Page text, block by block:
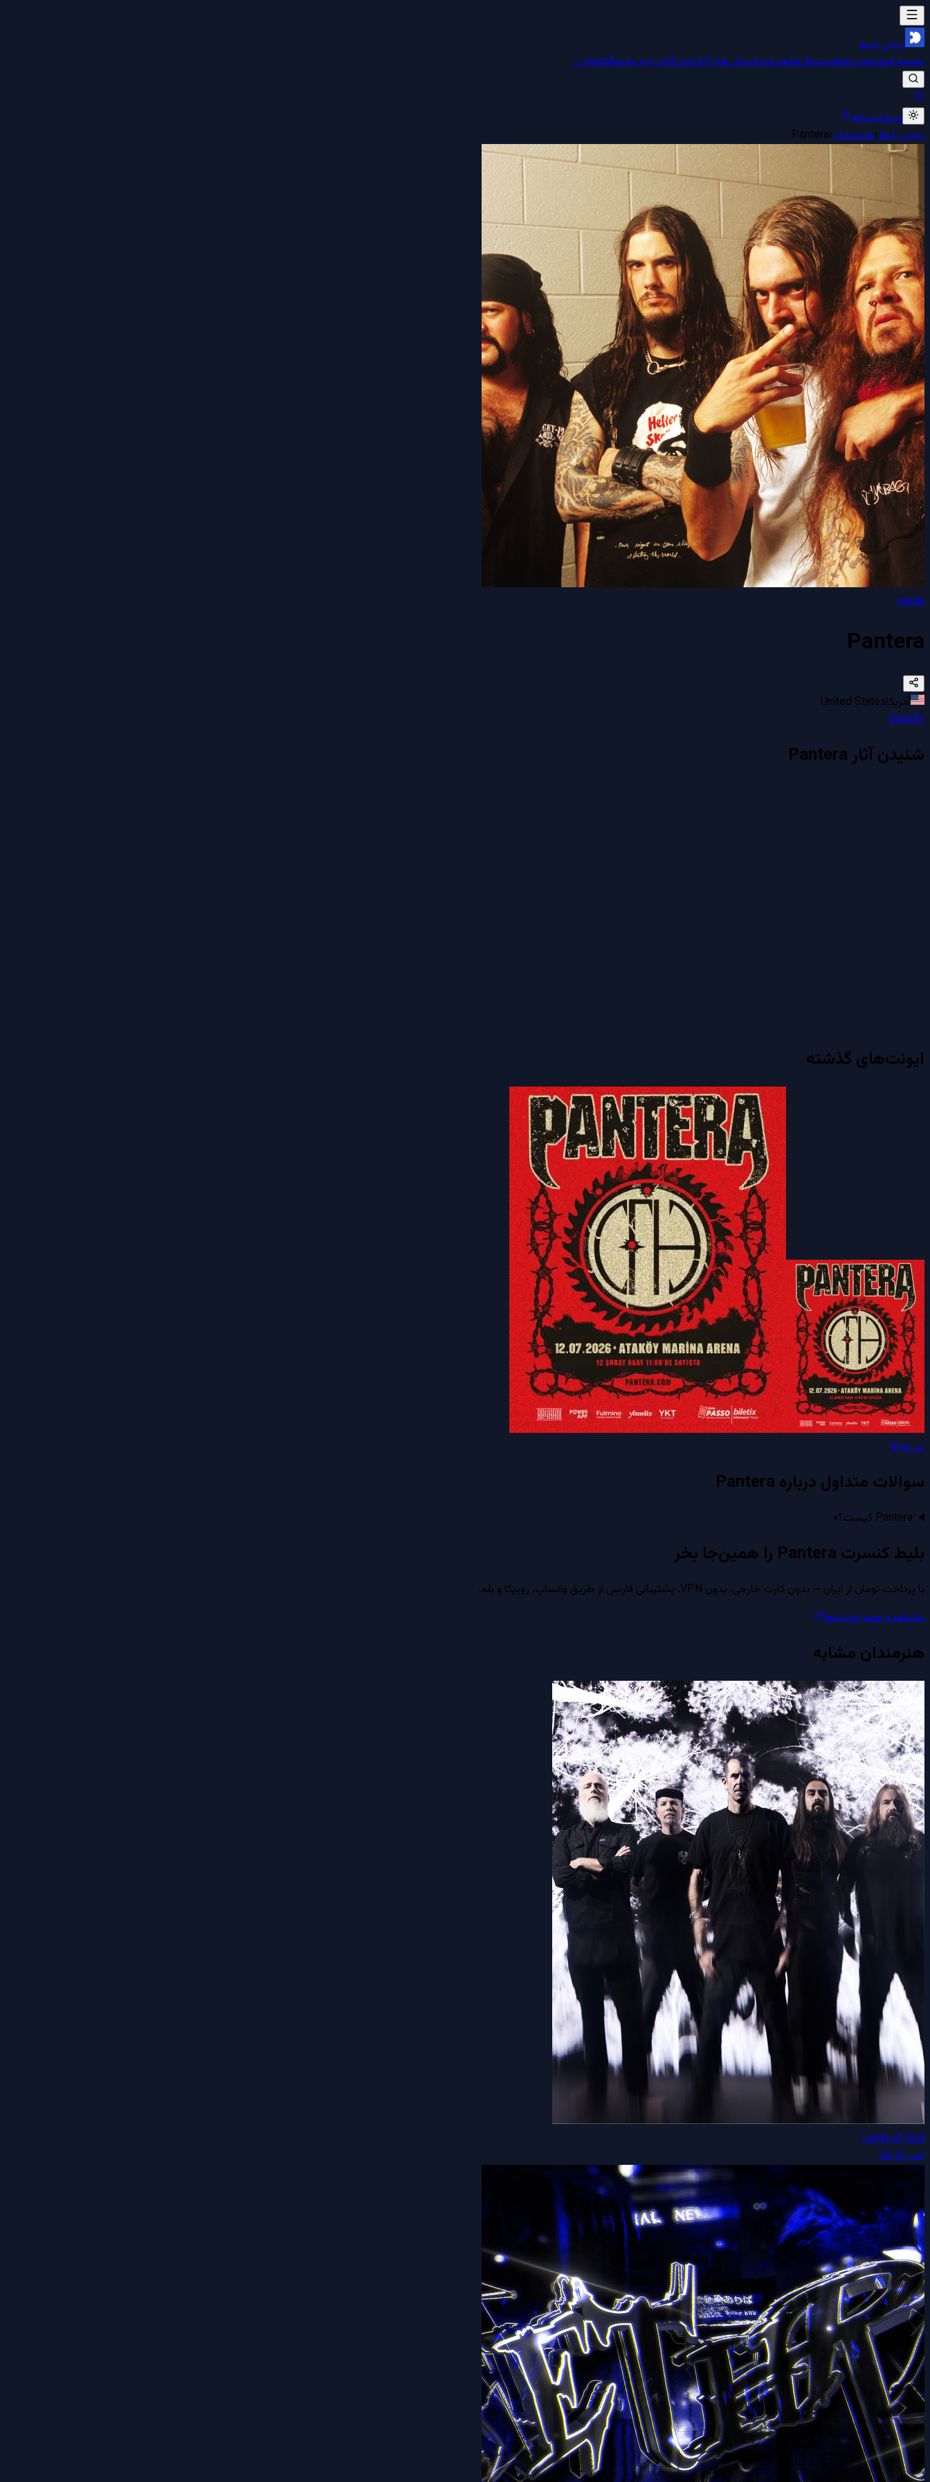
دیجی بلیط
صفحه اصلیایونت‌هافستیوال‌هاهنرمندانسالن‌هابرگزارکنندگاندرباره ماسوالاتقوانین
ورودثبت‌نام
دیجی بلیط›هنرمندان›
Pantera
metal
Pantera
آمریکاUnited States
Spotify
شنیدن آثارPantera
ایونت‌های گذشته
تیر ۱۴۰۵
سوالات متداول درباره Pantera
Pantera کیست؟ +
بلیط کنسرت Pantera را همین‌جا بخر
با پرداخت تومان از ایران — بدون کارت خارجی، بدون VPN. پشتیبانی فارسی از طریق واتساپ، روبیکا و بله.
مشاهده همه ایونت‌ها
هنرمندان مشابه
Lamb of God
لمب آو گاد